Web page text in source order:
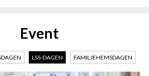
Event
LSS-DAGEN FAMILJEHEMSDAGEN